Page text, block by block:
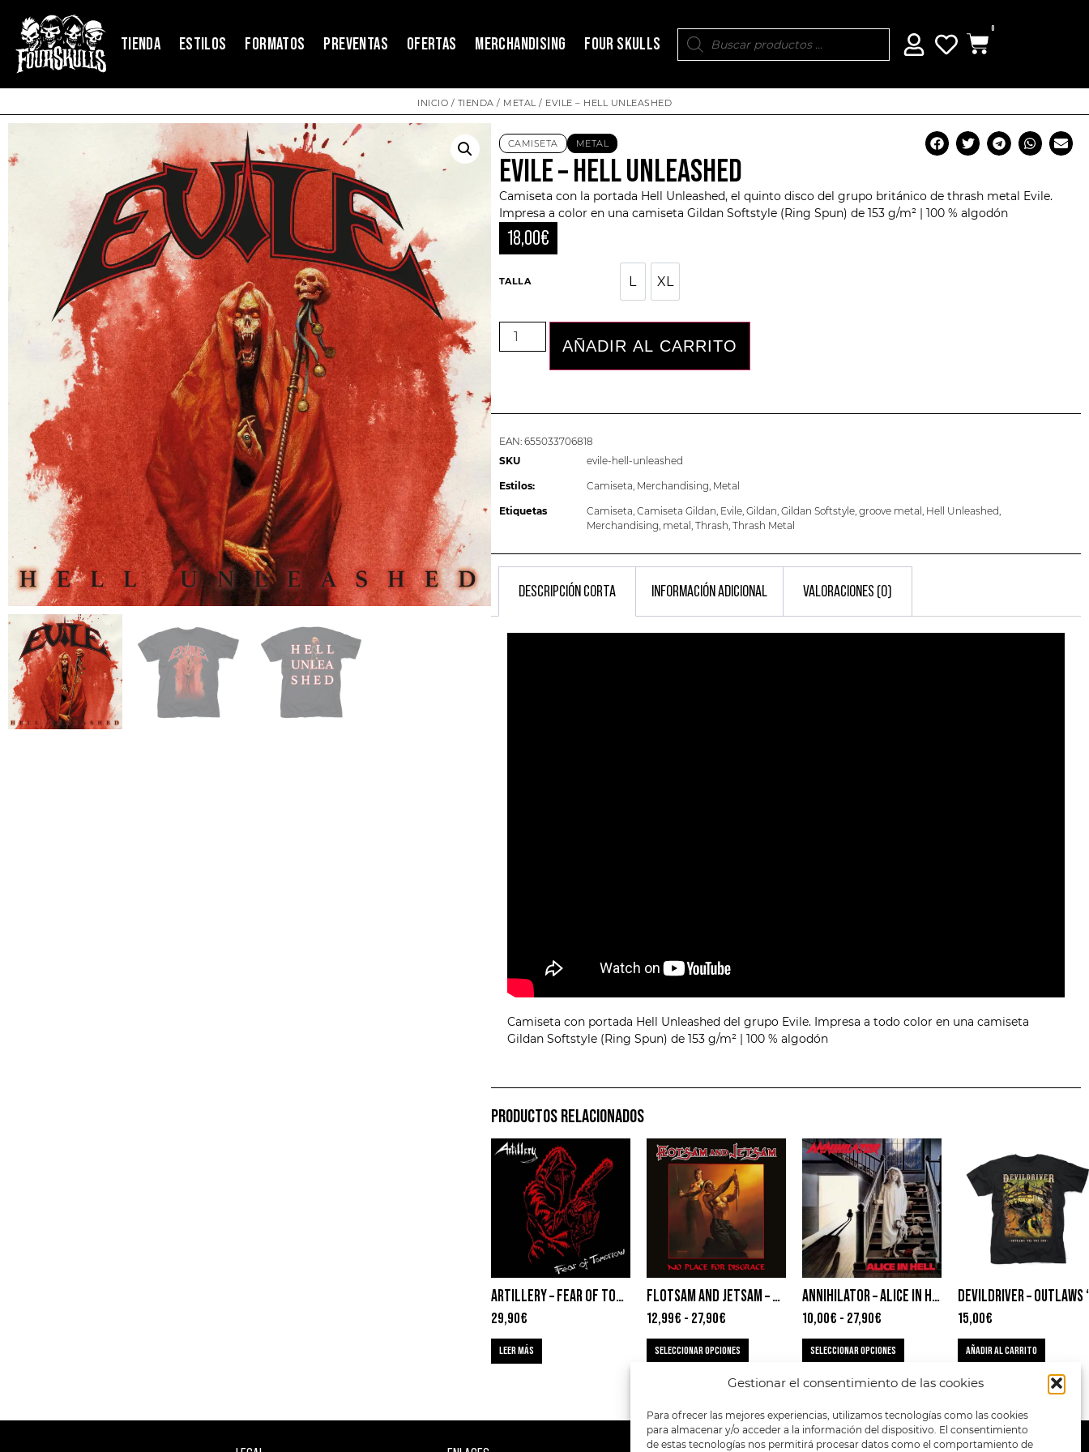
Gestionar el consentimiento de las cookies
Para ofrecer las mejores experiencias, utilizamos tecnologías como las cookies
para almacenar y/o acceder a la información del dispositivo. El consentimiento
de estas tecnologías nos permitirá procesar datos como el comportamiento de
TIENDA ESTILOS FORMATOS PREVENTAS OFERTAS MERCHANDISING FOUR SKULLS
0
INICIO / TIENDA / METAL/ EVILE – HELL UNLEASHED
CAMISETA METAL
EVILE – HELL UNLEASHED
Camiseta con la portada Hell Unleashed, el quinto disco del grupo británico de thrash metal Evile.
Impresa a color en una camiseta GildanSoftstyle (Ring Spun) de 153 g/m² | 100 % algodón
18,00€
TALLA L XL
AÑADIR AL CARRITO
EAN: 655033706818
SKU
evile-hell-unleashed
Estilos: Camiseta, Merchandising, Metal
Etiquetas Camiseta, Camiseta Gildan, Evile, Gildan, Gildan Softstyle, groove metal , Hell Unleashed,
Merchandising, metal , Thrash, Thrash Metal
DESCRIPCIÓN CORTA INFORMACIÓN ADICIONAL VALORACIONES (0)
Camiseta con portada Hell Unleashed del grupo Evile. Impresa a todo color en una camiseta
Gildan Softstyle (Ring Spun) de 153 g/m² | 100 % algodón
PRODUCTOS RELACIONADOS
ARTILLERY – FEAR OF TOMORROW
29,90€
LEER MÁS
FLOTSAM AND JETSAM – NO PLACE FOR DISGRACE
12,99€ - 27,90€
SELECCIONAR OPCIONES
ANNIHILATOR – ALICE IN HELL
10,00€ - 27,90€
SELECCIONAR OPCIONES
15,00€
AÑADIR AL CARRITO